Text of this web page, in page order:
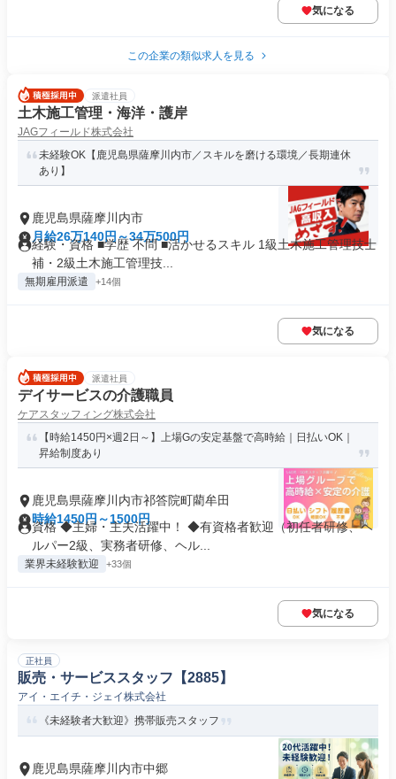
気になる
この企業の類似求人を見る
派遣社員
土木施工管理・海洋・護岸
JAGフィールド株式会社
未経験OK【鹿児島県薩摩川内市／スキルを磨ける環境／長期連休
あり】
鹿児島県薩摩川内市
月給26万140円～34万500円
経験・資格 ■学歴 不問 ■活かせるスキル 1級土木施工管理技士
補・2級土木施工管理技...
無期雇用派遣 +14個
気になる
派遣社員
デイサービスの介護職員
ケアスタッフィング株式会社
【時給1450円×週2日～】上場Gの安定基盤で高時給｜日払いOK｜
昇給制度あり
鹿児島県薩摩川内市祁答院町藺牟田
時給1450円～1500円
資格 ◆主婦・主夫活躍中！ ◆有資格者歓迎（初任者研修、ヘ
ルパー2級、実務者研修、ヘル...
業界未経験歓迎 +33個
気になる
正社員
販売・サービススタッフ【2885】
アイ・エイチ・ジェイ株式会社
《未経験者大歓迎》携帯販売スタッフ
鹿児島県薩摩川内市中郷